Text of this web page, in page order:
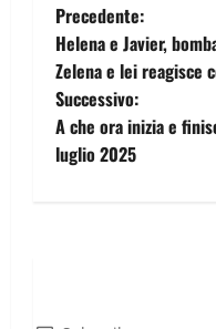
Precedente:
Helena e Javier,
Zelena e lei reagisce
Successivo:
A che ora inizia e
luglio 2025